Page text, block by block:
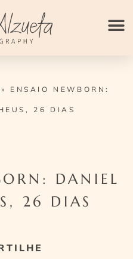
» ENSAIO NEWBORN:
26 DIAS
DANIEL
26 DIAS